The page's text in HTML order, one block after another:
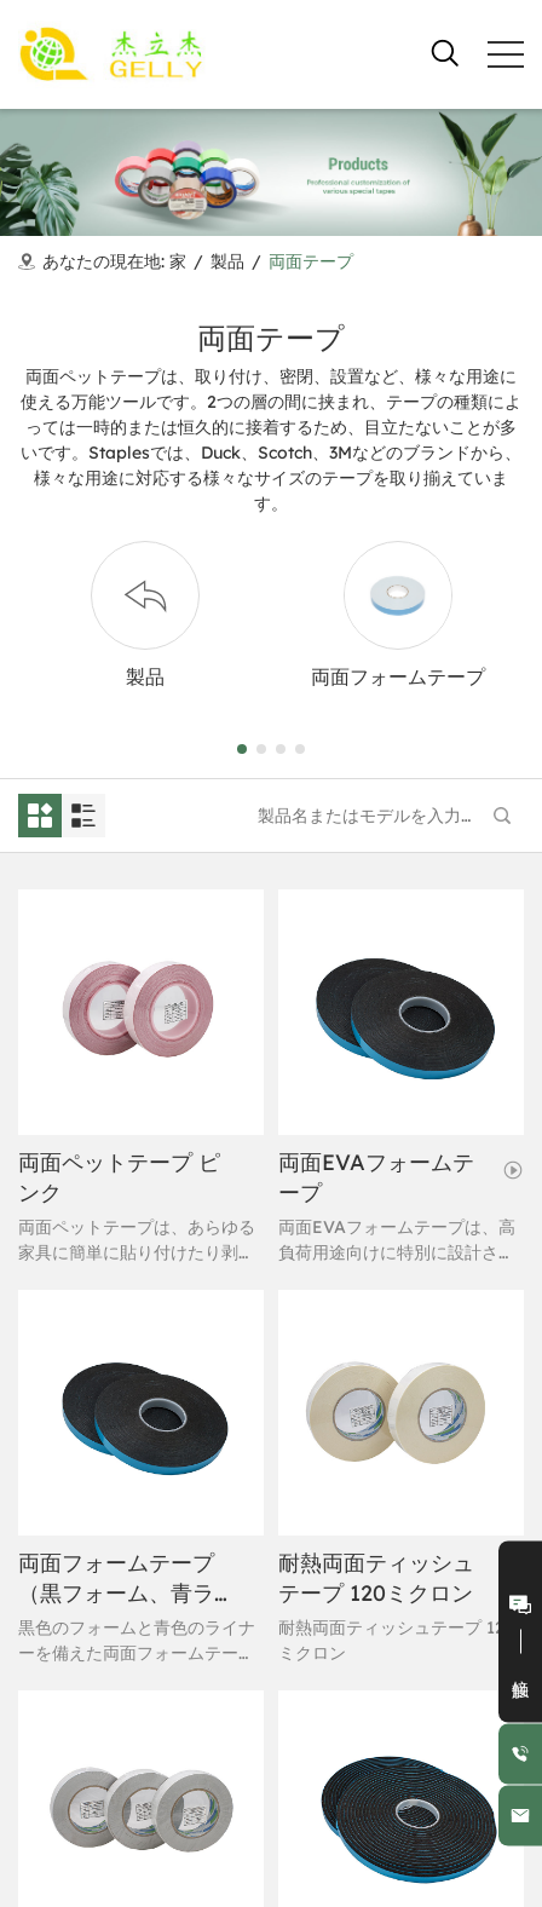
あなたの現在地: 家 / 製品 / 両面テープ
両面テープ
両面ペットテープは、取り付け、密閉、設置など、様々な用途に
使える万能ツールです。2つの層の間に挟まれ、テープの種類によ
っては一時的または恒久的に接着するため、目立たないことが多
いです。Staplesでは、Duck、Scotch、3Mなどのブランドから、
様々な用途に対応する様々なサイズのテープを取り揃えていま
す。
製品 両面フォームテープ
両面ペットテープ ピ
ンク
両面ペットテープは、あらゆる
家具に簡単に貼り付けたり剥が
両面EVAフォームテ
ープ
両面EVAフォームテープは、高
負荷用途向けに特別に設計され
造業の要件に最適です。両面に
強力なアクリル系粘着剤を塗布
したEVAフォーム基材を採用
し、様々な環境条件下で信頼性
両面フォームテープ
（黒フォーム、青ラ
イナー付き）
黒色のフォームと青色のライナ
ーを備えた両面フォームテープ
ンライナーで保護されていま
す。大量調達のニーズに最適な
このテープは、優れた耐候性、
耐熱性、そして様々な産業用途
耐熱両面ティッシュ
テープ 120ミクロン
耐熱両面ティッシュテープ 120
ミクロン